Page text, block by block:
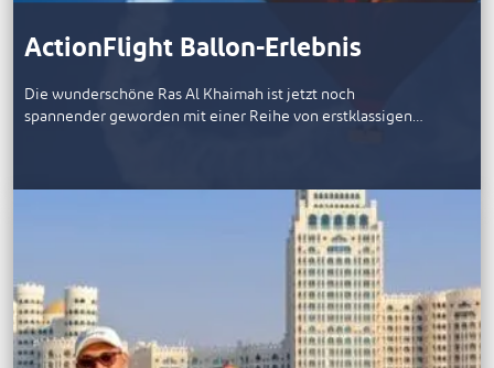
ActionFlight Ballon-Erlebnis
Die wunderschöne Ras Al Khaimah ist jetzt noch
spannender geworden mit einer Reihe von erstklassigen…